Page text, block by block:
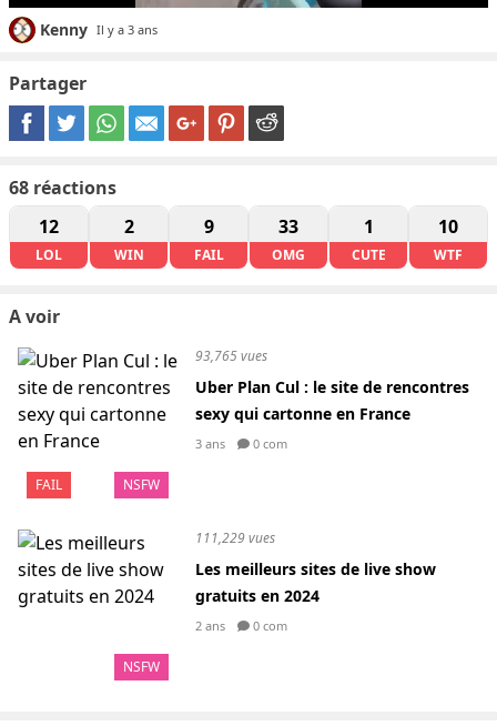
Kenny Il y a 3 ans
Partager
68 réactions
12
LOL
2
WIN
9
FAIL
33
OMG
1
CUTE
10
WTF
A voir
FAIL NSFW
93,765 vues
Uber Plan Cul : le site de rencontres
sexy qui cartonne en France
3 ans 0 com
NSFW
111,229 vues
Les meilleurs sites de live show
gratuits en 2024
2 ans 0 com